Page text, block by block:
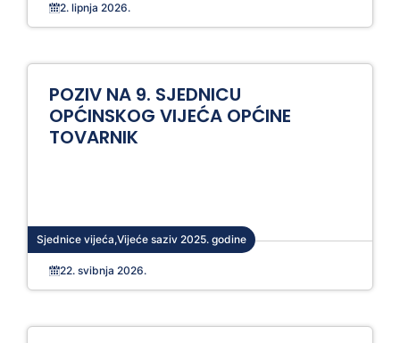
2. lipnja 2026.
POZIV NA 9. SJEDNICU
OPĆINSKOG VIJEĆA OPĆINE
TOVARNIK
Sjednice vijeća,Vijeće saziv 2025. godine
22. svibnja 2026.